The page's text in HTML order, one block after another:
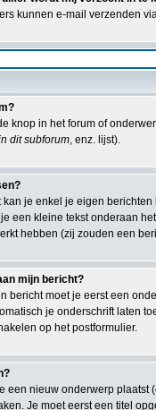
kunnen e-mail verzenden
knop in het forum of
dit subforum, enz. lijst).
je enkel je eigen
een kleine tekst onderaan
hebben (zij zouden een
mijn bericht?
bericht moet je eerst een
je onderschrift laten
op het postformulier.
een nieuw onderwerp
Je moet eerst een titel